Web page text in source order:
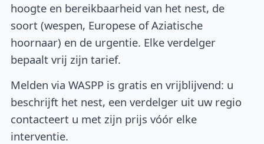
hoogte en bereikbaarheid van het nest, de
soort (wespen, Europese of Aziatische
hoornaar) en de urgentie. Elke verdelger
bepaalt vrij zijn tarief.
Melden via WASPP is gratis en vrijblijvend: u
beschrijft het nest, een verdelger uit uw regio
contacteert u met zijn prijs vóór elke
interventie.